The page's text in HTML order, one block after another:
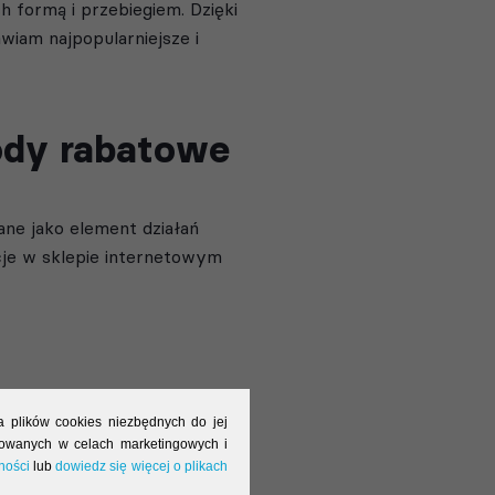
formą i przebiegiem. Dzięki
najpopularniejsze i
rabatowe
jako element działań
w sklepie internetowym
plików cookies niezbędnych do jej
w celach marketingowych i
lubdowiedz się więcej o plikach